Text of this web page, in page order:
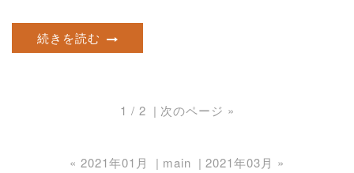
続きを読む
1 / 2 次のページ »
« 2021年01月 main 2021年03月 »